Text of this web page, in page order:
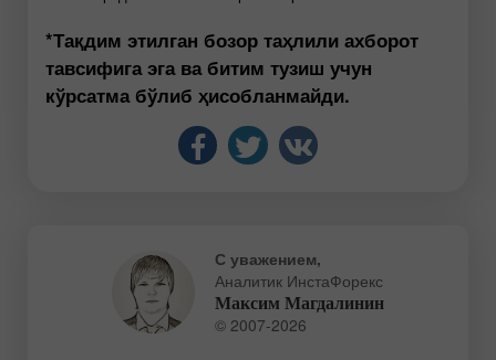
*Тақдим этилган бозор таҳлили ахборот
тавсифига эга ва битим тузиш учун
кўрсатма бўлиб ҳисобланмайди.
С уважением,
Аналитик ИнстаФорекс
Максим Магдалинин
© 2007-2026